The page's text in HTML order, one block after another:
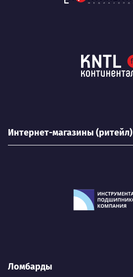
Интернет-магазины (ритейл)
Ломбарды